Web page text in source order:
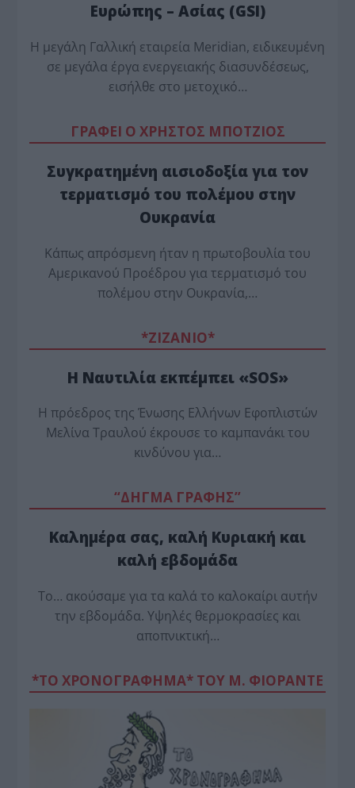
Ευρώπης – Ασίας (GSI)
Η μεγάλη Γαλλική εταιρεία Meridian, ειδικευμένη
σε μεγάλα έργα ενεργειακής διασυνδέσεως,
εισήλθε στο μετοχικό…
ΓΡΑΦΕΙ Ο ΧΡΗΣΤΟΣ ΜΠΟΤΖΙΟΣ
Συγκρατημένη αισιοδοξία για τον
τερματισμό του πολέμου στην
Ουκρανία
Κάπως απρόσμενη ήταν η πρωτοβουλία του
Αμερικανού Προέδρου για τερματισμό του
πολέμου στην Ουκρανία,…
*ZΙΖΑΝΙΟ*
Η Ναυτιλία εκπέμπει «SOS»
Η πρόεδρος της Ένωσης Ελλήνων Εφοπλιστών
Μελίνα Τραυλού έ­κρουσε το καμπανάκι του
κινδύνου για…
“ΔΗΓΜΑ ΓΡΑΦΗΣ”
Καλημέρα σας, καλή Κυριακή και
καλή εβδομάδα
Το… ακούσαμε για τα καλά το καλοκαίρι αυτήν
την εβδομάδα. Υψηλές θερμοκρασίες και
αποπνικτική…
*ΤΟ ΧΡΟΝΟΓΡΑΦΗΜΑ* ΤΟΥ Μ. ΦΙΟΡΆΝΤΕ